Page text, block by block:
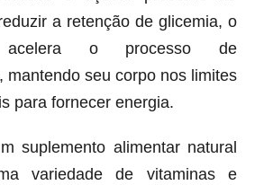
a retenção de glicemia, o
o processo de
mantendo seu corpo nos limites
para fornecer energia.
suplemento alimentar natural
variedade de vitaminas e